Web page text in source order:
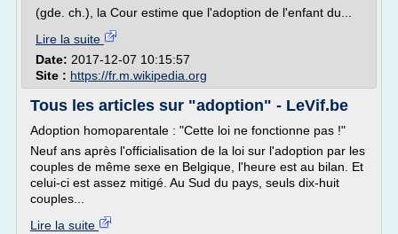
(gde. ch.), la Cour estime que l'adoption de l'enfant du...
Lire la suite
Date: 2017-12-07 10:15:57
Site : https://fr.m.wikipedia.org
Tous les articles sur "adoption" - LeVif.be
Adoption homoparentale : "Cette loi ne fonctionne pas !"
Neuf ans après l'officialisation de la loi sur l'adoption par les
couples de même sexe en Belgique, l'heure est au bilan. Et
celui-ci est assez mitigé. Au Sud du pays, seuls dix-huit
couples...
Lire la suite